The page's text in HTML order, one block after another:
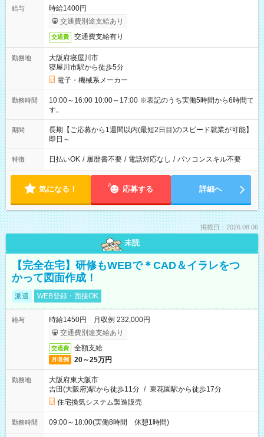
給与
時給1400円
交通費別途支給あり
交通費 交通費支給有り
勤務地
大阪府寝屋川市
寝屋川市駅から徒歩5分
電子・機械系メーカー
勤務時間
10:00～16:00 10:00～17:00 ※表記のうち実働5時間から6時間で
す。
期間
長期【ご応募から1週間以内(最短2日目)のスピード就業が可能】
即日～
特徴 日払いOK / 履歴書不要 / 電話対応なし / パソコンスキル不要
気になる！ 応募する 詳細へ
掲載日：2026.08.06
未読
【完全在宅】研修もWEBで＊CAD＆イラレをつ
かって図面作成！
派遣 WEB登録・面接OK
給与
時給1450円 月収例 232,000円
交通費別途支給あり
交通費 全額支給
月収例 20～25万円
勤務地
大阪府東大阪市
吉田(大阪府)駅から徒歩11分 / 東花園駅から徒歩17分
住宅換気システム製造販売
勤務時間 09:00～18:00(実働8時間 休憩1時間)